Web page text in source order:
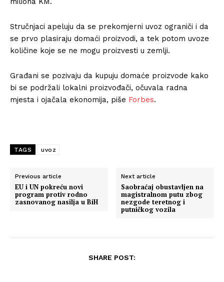
Stručnjaci apeluju da se prekomjerni uvoz ograniči i da
se prvo plasiraju domaći proizvodi, a tek potom uvoze
količine koje se ne mogu proizvesti u zemlji.
Građani se pozivaju da kupuju domaće proizvode kako
bi se podržali lokalni proizvođači, očuvala radna
mjesta i ojačala ekonomija, piše Forbes.
TAGS uvoz
Previous article
EU i UN pokreću novi
program protiv rodno
zasnovanog nasilja u BiH
Next article
Saobraćaj obustavljen na
magistralnom putu zbog
nezgode teretnog i
putničkog vozila
SHARE POST: